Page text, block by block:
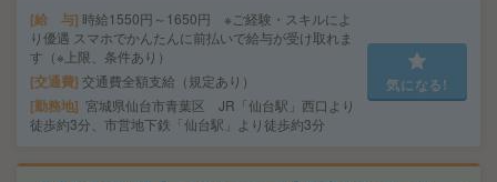
給 与 時給1550円～1650円 ※ご経験・スキルによ
り優遇 スマホでかんたんに前払いで給与が受け取れま
す（※上限、条件あり）
交通費 交通費全額支給（規定あり）
勤務地 宮城県仙台市青葉区 JR「仙台駅」西口より
徒歩約3分、市営地下鉄「仙台駅」より徒歩約3分
気になる!